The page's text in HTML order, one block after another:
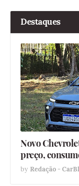
Destaques
Novo
preço,
by Redação -